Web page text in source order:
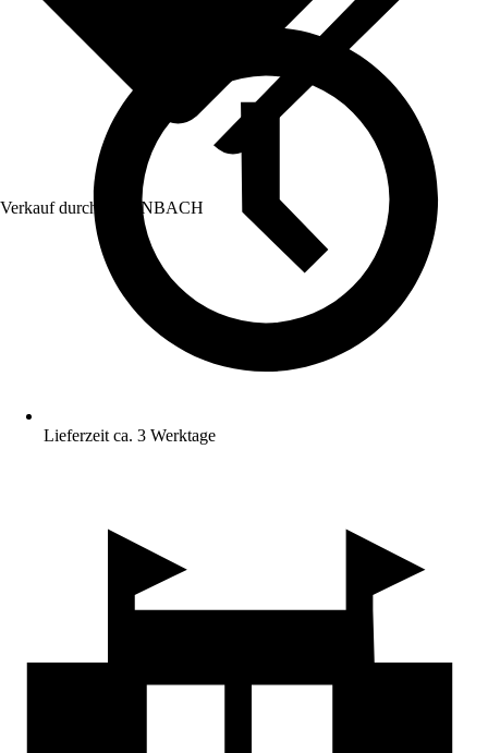
Verkauf durch: HORNBACH
Lieferzeit ca. 3 Werktage